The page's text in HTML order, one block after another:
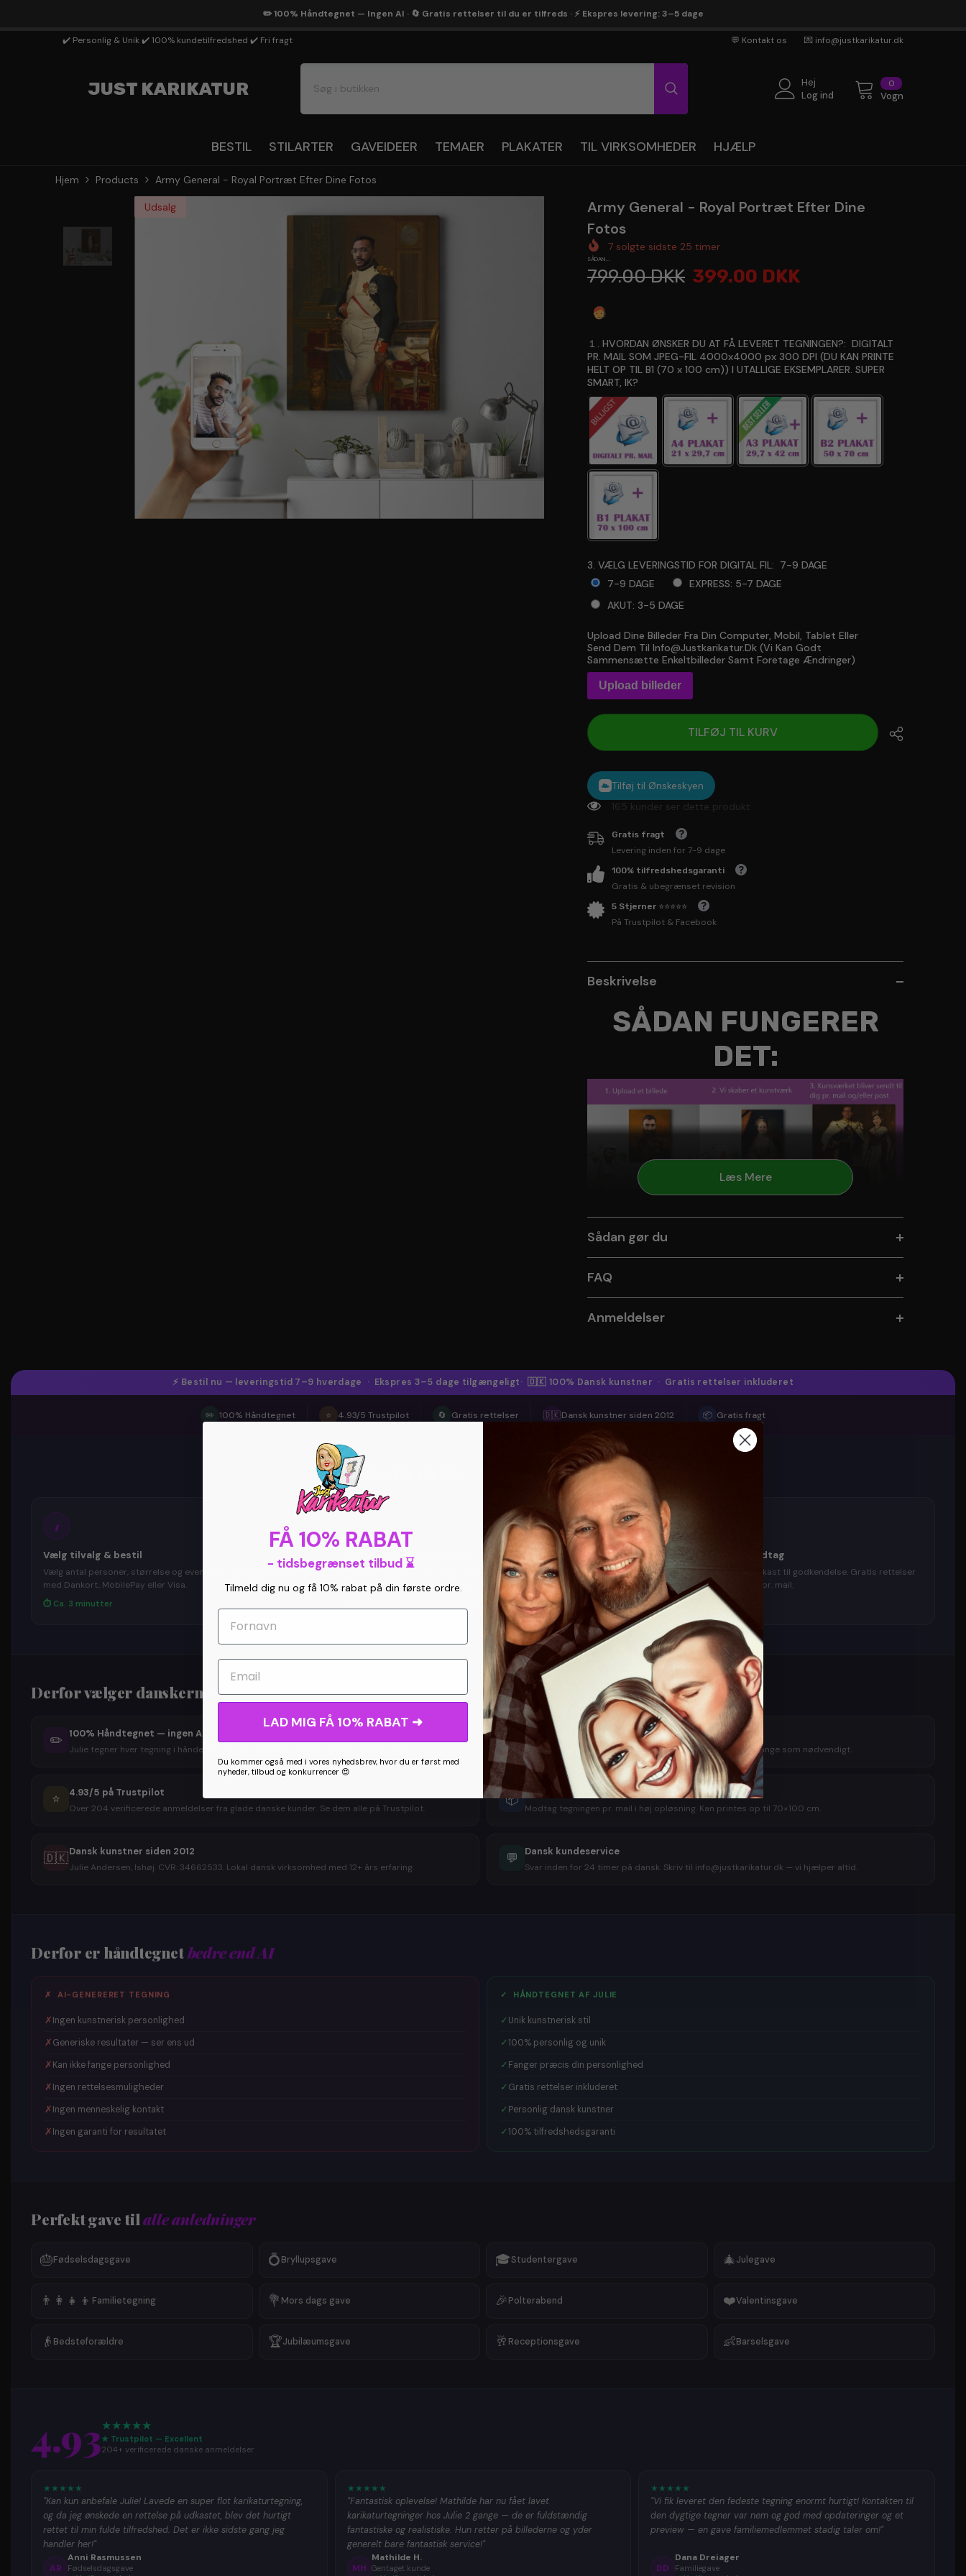
✏️ 100% Håndtegnet — Ingen AI · 🔄 Gratis rettelser til du er tilfreds · ⚡ Ekspres levering: 3–5 dage
✔️ Personlig & Unik ✔️ 100% kundetilfredshed ✔️ Fri fragt 💬 Kontakt os 💌 info@justkarikatur.dk
JUST KARIKATUR 00
genstande
Vogn
Hej
Log ind
BESTIL STILARTER GAVEIDEER TEMAER PLAKATER TIL VIRKSOMHEDER HJÆLP
Hjem Products Army General - Royal Portræt Efter Dine Fotos
Udsalg
Army General - Royal Portræt Efter Dine
Fotos
7 solgte sidste 25 timer
SÅDAN...
799.00 DKK 399.00 DKK
１. HVORDAN ØNSKER DU AT FÅ LEVERET TEGNINGEN?: DIGITALT
PR. MAIL SOM JPEG-FIL 4000x4000 px 300 DPI (DU KAN PRINTE
HELT OP TIL B1 (70 x 100 cm)) I UTALLIGE EKSEMPLARER. SUPER
SMART, IK?
3. VÆLG LEVERINGSTID FOR DIGITAL FIL: 7-9 DAGE
7-9 DAGE
EXPRESS: 5-7 DAGE
AKUT: 3-5 DAGE
Selection will add to the price
Upload Dine Billeder Fra Din Computer, Mobil, Tablet Eller
Send Dem Til Info@justkarikatur.dk (vi Kan Godt
Sammensætte Enkeltbilleder Samt Foretage Ændringer)
Upload billeder
TILFØJ TIL KURV
Tilføj til Ønskeskyen
11 kunder ser dette produkt
Gratis fragt
Levering inden for 7-9 dage
100% tilfredshedsgaranti
Gratis & ubegrænset revision
5 Stjerner ⭐⭐⭐⭐⭐
På Trustpilot & Facebook
Beskrivelse
SÅDAN FUNGERER
DET:
Læs Mere
Sådan gør du
FAQ
Anmeldelser
⚡ Bestil nu — leveringstid 7–9 hverdage · Ekspres 3–5 dage tilgængeligt· 🇩🇰 100% Dansk kunstner · Gratis rettelser inkluderet
✏️ 100% Håndtegnet ⭐ 4.93/5 Trustpilot 🔄 Gratis rettelser 🇩🇰Dansk kunstner siden 2012 📦 Gratis fragt
Sådan får du din — 3 enkle trin
1
Vælg tilvalg & bestil
Vælg antal personer, størrelse og eventuelle tilvalg. Betal trygt
med Dankort, MobilePay eller Visa.
⏱ Ca. 3 minutter
Upload dit foto & ønsker
Send et godt billede og noter dine ønsker til tema. Julie tegner
personligt fra bunden — ingen AI.
3
Godkend udkast & modtag
Du modtager et digitalt udkast til godkendelse. Gratis rettelser
til du er tilfreds — levering pr. mail.
✓ Inkluderet i prisen
Derfor vælger danskerne JustKarikatur
✏️ 100% Håndtegnet — ingen AI
Julie tegner hver tegning i hånden fra bunden. Du får ægte kunst, ikke en algoritme.
🔄 Gratis rettelser til du er tilfreds
Ikke tilfreds med udkastet? Vi retter gratis — så mange gange som nødvendigt.
⭐ 4.93/5 på Trustpilot
Over 204 verificerede anmeldelser fra glade danske kunder. Se dem alle på Trustpilot.
📦 Digital levering i høj kvalitet
Modtag tegningen pr. mail i høj opløsning. Kan printes op til 70×100 cm.
🇩🇰Dansk kunstner siden 2012
Julie Andersen, Ishøj. CVR: 34662533. Lokal dansk virksomhed med 12+ års erfaring.
💬 Dansk kundeservice
Svar inden for 24 timer på dansk. Skriv til info@justkarikatur.dk — vi hjælper altid.
Derfor er håndtegnetbedre end AI
✗ AI-GENERERET TEGNING
✗Ingen kunstnerisk personlighed
✗Generiske resultater — ser ens ud
✗Kan ikke fange personlighed
✗Ingen rettelsesmuligheder
✗Ingen menneskelig kontakt
✗Ingen garanti for resultatet
✓ HÅNDTEGNET AF JULIE
✓ Unik kunstnerisk stil
✓100% personlig og unik
✓ Fanger præcis din personlighed
✓ Gratis rettelser inkluderet
✓ Personlig dansk kunstner
✓100% tilfredshedsgaranti
Perfekt gave tilalle anledninger
🎂Fødselsdagsgave 💍Bryllupsgave 🎓Studentergave 🎄Julegave
👨‍👩‍👧‍👦 Familietegning 💐 Mors dags gave 🎉Polterabend ❤️Valentinsgave
👴 Bedsteforældre 🏆Jubilæumsgave 🥂 Receptionsgave 👶Barselsgave
4.93★★★★★
★ Trustpilot — Excellent
204+ verificerede danske anmeldelser
★ ★ ★ ★ ★
"Kan kun anbefale Julie! Lavede en super flot karikaturtegning,
og da jeg ønskede en rettelse på udkastet, blev det hurtigt
rettet til min fulde tilfredshed. Det er ikke sidste gang jeg
handler her!"
AR
Anni Rasmussen
Fødselsdagsgave
★ ★ ★ ★ ★
"Fantastisk oplevelse! Mathilde har nu fået lavet
karikaturtegninger hos Julie 2 gange — de er fuldstændig
fantastiske og realistiske. Hun retter på billederne og yder
generelt bare fantastisk service!"
MH
Mathilde H.
Gentaget kunde
★ ★ ★ ★ ★
"Vi fik leveret den fedeste tegning enormt hurtigt! Kontakten til
den dygtige tegner var nem og god med opdateringer og et
preview — en gave familiemedlemmet stadig taler om!"
DD
Dana Dreiager
Familiegave
FÅ 10% RABAT
- tidsbegrænset tilbud ⌛
Tilmeld dig nu og få 10% rabat på din første ordre.
Email
LAD MIG FÅ 10% RABAT ➜
Du kommer også med i vores nyhedsbrev, hvor du er først med
nyheder, tilbud og konkurrencer 😍